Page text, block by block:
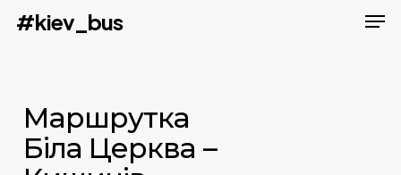
Skip#kiev_bus
Маршрутка
Біла Церква –